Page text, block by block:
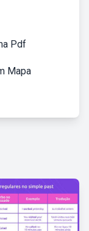
Pdf
Mapa